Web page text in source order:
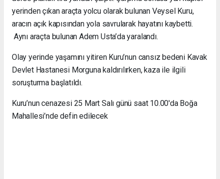
yerinden çıkan araçta yolcu olarak bulunan Veysel Kuru,
aracın açık kapısından yola savrularak hayatını kaybetti.
Aynı araçta bulunan Adem Usta’da yaralandı.
Olay yerinde yaşamını yitiren Kuru’nun cansız bedeni Kavak
Devlet Hastanesi Morguna kaldırılırken, kaza ile ilgili
soruşturma başlatıldı.
Kuru’nun cenazesi 25 Mart Salı günü saat 10.00'da Boğa
Mahallesi’nde defin edilecek